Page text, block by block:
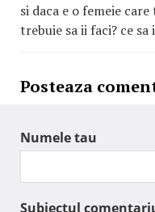
si daca e o femeie
trebuie sa ii faci? ce
Posteaza
Numele tau
Subiectul